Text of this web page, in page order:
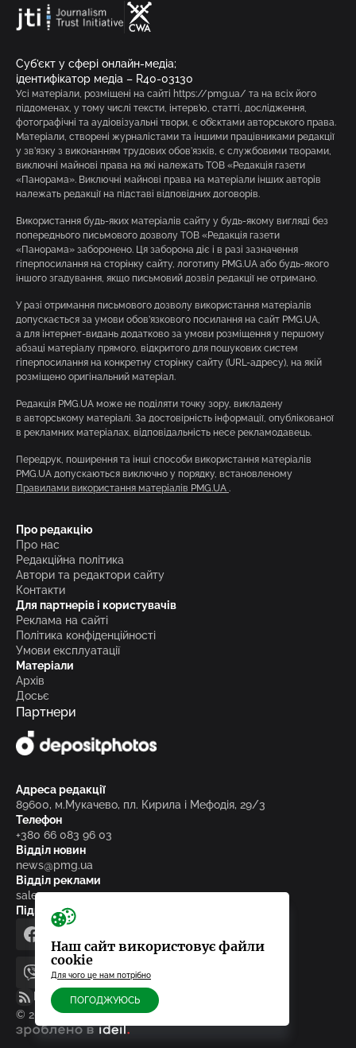
Суб’єкт у сфері онлайн-медіа;
ідентифікатор медіа – R40-03130
Усі матеріали, розміщені на сайті https://pmg.ua/ та на всіх його
піддоменах, у тому числі тексти, інтерв’ю, статті, дослідження,
фотографічні та аудіовізуальні твори, є об’єктами авторського права.
Матеріали, створені журналістами та іншими працівниками редакції
у зв’язку з виконанням трудових обов’язків, є службовими творами,
виключні майнові права на які належать ТОВ «Редакція газети
«Панорама». Виключні майнові права на матеріали інших авторів
належать редакції на підставі відповідних договорів.
Використання будь-яких матеріалів сайту у будь-якому вигляді без
попереднього письмового дозволу ТОВ «Редакція газети
«Панорама» заборонено. Ця заборона діє і в разі зазначення
гіперпосилання на сторінку сайту, логотипу PMG.UA або будь-якого
іншого згадування, якщо письмовий дозвіл редакції не отримано.
У разі отримання письмового дозволу використання матеріалів
допускається за умови обов’язкового посилання на сайт PMG.UA,
а для інтернет-видань додатково за умови розміщення у першому
абзаці матеріалу прямого, відкритого для пошукових систем
гіперпосилання на конкретну сторінку сайту (URL-адресу), на якій
розміщено оригінальний матеріал.
Редакція PMG.UA може не поділяти точку зору, викладену
в авторському матеріалі. За достовірність інформації, опублікованої
в рекламних матеріалах, відповідальність несе рекламодавець.
Передрук, поширення та інші способи використання матеріалів
PMG.UA допускаються виключно у порядку, встановленому
Правилами використання матеріалів PMG.UA .
Про редакцію
Про нас
Редакційна політика
Автори та редактори сайту
Контакти
Для партнерів і користувачів
Реклама на сайті
Політика конфіденційності
Умови експлуатації
Матеріали
Архів
Досьє
Партнери
Адреса редакції
89600, м.Мукачево, пл. Кирила і Мефодія, 29/3
Телефон
+380 66 083 96 03
Відділ новин
news@pmg.ua
Відділ реклами
sales@pmg.ua
Підписуйтесь на нас у соціальних мережах
facebooktelegram
viber
youtube
RSS-стрічка
© 2010-2026, ТОВ «Редакція газети «Панорама»
зроблено в ideil.
Наш сайт використовує файли
cookie
Для чого це нам потрібно
ПОГОДЖУЮСЬ